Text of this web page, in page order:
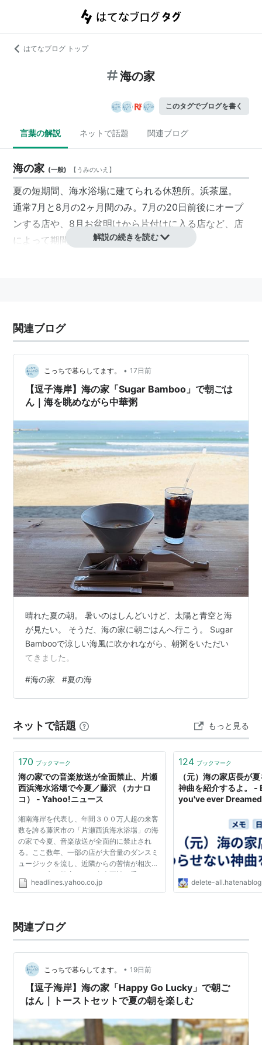
はてなブログ トップ
海の家
このタグでブログを書く
言葉の解説 ネットで話題 関連ブログ
海の家 (一般) 【 うみのいえ 】
夏の短期間、海水浴場に建てられる休憩所。浜茶屋。
通常7月と8月の2ヶ月間のみ。7月の20日前後にオープ
ンする店や、8月お盆明けから片付けに入る店など、店
によって期間は異なる。
のレンタル。
ジュース・アルコール類の販売。
最近はござ敷き、レストラン感覚、クラブやバー風と、
店によって独自の戦略を打ち出しており、イベントも多
設備投資も進み、個室シャワーやロッカー完備の店が主
流となっている。
解説の続きを読む
関連ブログ
こっちで暮らしてます。 • 17日前
【逗子海岸】海の家「Sugar Bamboo」で朝ごは
ん｜海を眺めながら中華粥
晴れた夏の朝。 暑いのはしんどいけど、太陽と青空と海
が見たい。 そうだ、海の家に朝ごはんへ行こう。 Sugar
Bambooで涼しい海風に吹かれながら、朝粥をいただい
てきました。
#海の家 #夏の海
ネットで話題 もっと見る
170 ブックマーク
海の家での音楽放送が全面禁止、片瀬
西浜海水浴場で今夏／藤沢 （カナロ
コ） - Yahoo!ニュース
湘南海岸を代表し、年間３００万人超の来客
数を誇る藤沢市の「片瀬西浜海水浴場」の海
の家で今夏、音楽放送が全面的に禁止され
る。ここ数年、一部の店が大音量のダンスミ
ュージックを流し、近隣からの苦情が相次い
でいた。市や警察からの自粛要請も受けて、
海水浴組合が徹底した自主規制の方針を決め
headlines.yahoo.co.jp
124 ブックマーク
（元）海の家店長が
神曲を紹介するよ。
you've ever Dreamed
delete-
関連ブログ
こっちで暮らしてます。 • 19日前
【逗子海岸】海の家「Happy Go Lucky」で朝ご
はん｜トーストセットで夏の朝を楽しむ